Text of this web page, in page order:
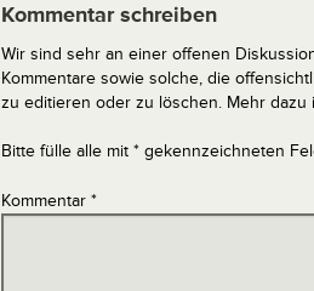
Kommentar schreiben
Wir sind sehr an einer offenen
Kommentare sowie solche, die
zu editieren oder zu löschen. Mehr dazu
Bitte fülle alle mit * gekennzeichneten
Kommentar *